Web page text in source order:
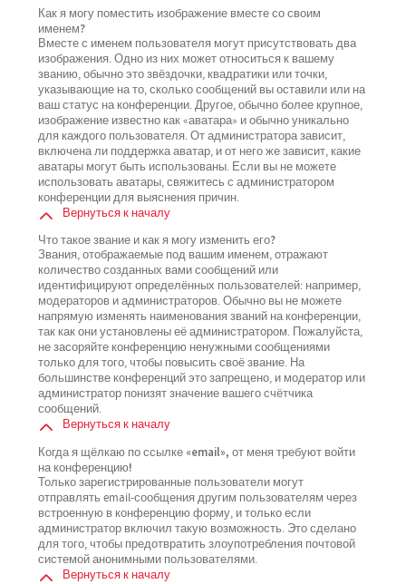
Как я могу поместить изображение вместе со своим
именем?
Вместе с именем пользователя могут присутствовать два
изображения. Одно из них может относиться к вашему
званию, обычно это звёздочки, квадратики или точки,
указывающие на то, сколько сообщений вы оставили или на
ваш статус на конференции. Другое, обычно более крупное,
изображение известно как «аватара» и обычно уникально
для каждого пользователя. От администратора зависит,
включена ли поддержка аватар, и от него же зависит, какие
аватары могут быть использованы. Если вы не можете
использовать аватары, свяжитесь с администратором
конференции для выяснения причин.
Вернуться к началу
Что такое звание и как я могу изменить его?
Звания, отображаемые под вашим именем, отражают
количество созданных вами сообщений или
идентифицируют определённых пользователей: например,
модераторов и администраторов. Обычно вы не можете
напрямую изменять наименования званий на конференции,
так как они установлены её администратором. Пожалуйста,
не засоряйте конференцию ненужными сообщениями
только для того, чтобы повысить своё звание. На
большинстве конференций это запрещено, и модератор или
администратор понизят значение вашего счётчика
сообщений.
Вернуться к началу
Когда я щёлкаю по ссылке «email», от меня требуют войти
на конференцию!
Только зарегистрированные пользователи могут
отправлять email-сообщения другим пользователям через
встроенную в конференцию форму, и только если
администратор включил такую возможность. Это сделано
для того, чтобы предотвратить злоупотребления почтовой
системой анонимными пользователями.
Вернуться к началу